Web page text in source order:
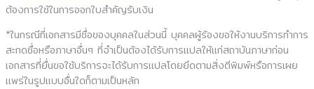
ต้องการใช้ในการออกใบสำคัญรับเงิน
*ในกรณีที่เอกสารมีชื่อของบุคคลในส่วนนี้ บุคคลผู้ร้องขอให้งานบริการทำการ
สะกดชื่อหรือภาษาอื่นๆ ที่จำเป็นต้องได้รับการแปลให้แก่สถาบันภาษาก่อน
เอกสารที่ยื่นขอใช้บริการจะได้รับการแปลโดยยึดตามสิ่งตีพิมพ์หรือการเผย
แพร่ในรูปแบบอื่นใดก็ตามเป็นหลัก